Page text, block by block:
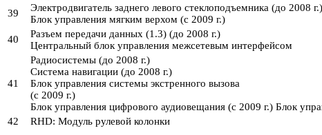
39
Электродвигатель заднего левого стеклоподъемника (до 2008 г.)
Блок управления мягким верхом (с 2009 г.)
40
Разъем передачи данных (1.3) (до 2008 г.)
Центральный блок управления межсетевым интерфейсом
41
Радиосистемы (до 2008 г.)
Система навигации (до 2008 г.)
Блок управления системы экстренного вызова
(с 2009 г.)
Блок управления цифрового аудиовещания (с 2009 г.) Блок
42 RHD: Модуль рулевой колонки